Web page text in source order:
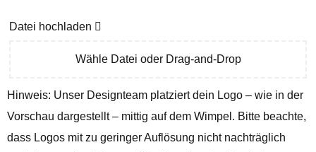
Datei hochladen
Wähle Datei oder Drag-and-Drop
Hinweis: Unser Designteam platziert dein Logo – wie in der
Vorschau dargestellt – mittig auf dem Wimpel. Bitte beachte,
dass Logos mit zu geringer Auflösung nicht nachträglich